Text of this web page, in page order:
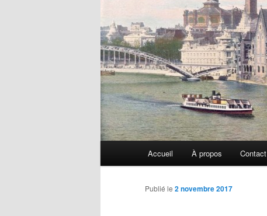
Accueil À propos Contact
Publié le 2 novembre 2017